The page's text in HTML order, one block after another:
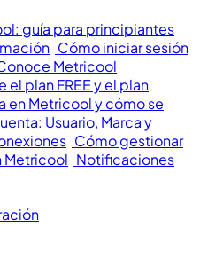
guía para principiantes
Cómo iniciar sesión
Metricool
plan FREE y el plan
en Metricool y cómo se
Usuario, Marca y
Cómo gestionar
Metricool Notificaciones